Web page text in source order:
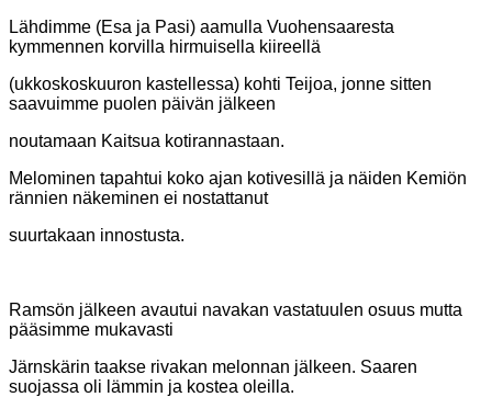
Lähdimme (Esa ja Pasi) aamulla Vuohensaaresta
kymmennen korvilla hirmuisella kiireellä
(ukkoskoskuuron kastellessa) kohti Teijoa, jonne sitten
saavuimme puolen päivän jälkeen
noutamaan Kaitsua kotirannastaan.
Melominen tapahtui koko ajan kotivesillä ja näiden Kemiön
rännien näkeminen ei nostattanut
suurtakaan innostusta.
Ramsön jälkeen avautui navakan vastatuulen osuus mutta
pääsimme mukavasti
Järnskärin taakse rivakan melonnan jälkeen. Saaren
suojassa oli lämmin ja kostea oleilla.